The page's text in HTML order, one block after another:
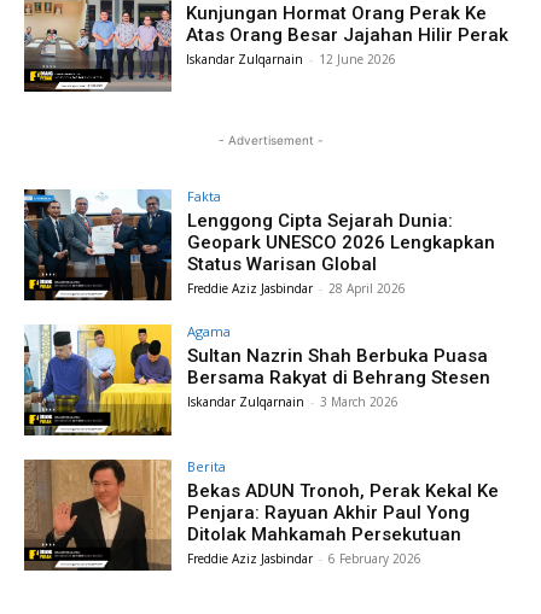
Kunjungan Hormat Orang Perak Ke
Atas Orang Besar Jajahan Hilir Perak
Iskandar Zulqarnain - 12 June 2026
- Advertisement -
Fakta
Lenggong Cipta Sejarah Dunia:
Geopark UNESCO 2026 Lengkapkan
Status Warisan Global
Freddie Aziz Jasbindar - 28 April 2026
Agama
Sultan Nazrin Shah Berbuka Puasa
Bersama Rakyat di Behrang Stesen
Iskandar Zulqarnain - 3 March 2026
Berita
Bekas ADUN Tronoh, Perak Kekal Ke
Penjara: Rayuan Akhir Paul Yong
Ditolak Mahkamah Persekutuan
Freddie Aziz Jasbindar - 6 February 2026